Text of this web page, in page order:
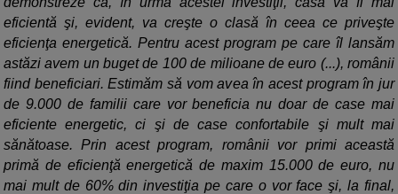
eficientă şi, evident, va creşte o clasă în ceea ce priveşte
eficienţa energetică. Pentru acest program pe care îl lansăm
astăzi avem un buget de 100 de milioane de euro (...), românii
fiind beneficiari. Estimăm să vom avea în acest program în jur
de 9.000 de familii care vor beneficia nu doar de case mai
eficiente energetic, ci şi de case confortabile şi mult mai
sănătoase. Prin acest program, românii vor primi această
primă de eficienţă energetică de maxim 15.000 de euro, nu
mai mult de 60% din investiţia pe care o vor face şi, la final,